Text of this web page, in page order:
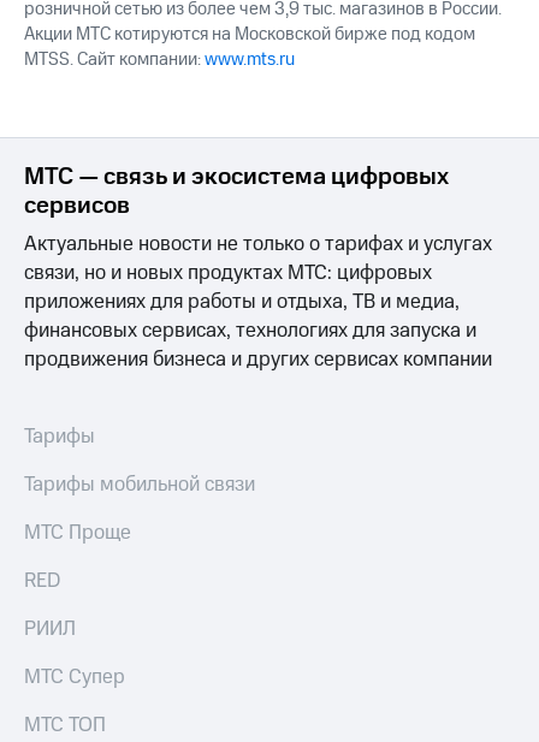
розничной сетью из более чем 3,9 тыс. магазинов в России.
Акции МТС котируются на Московской бирже под кодом
MTSS. Сайт компании:www.mts.ru
МТС — связь и экосистема цифровых
сервисов
Актуальные новости не только о тарифах и услугах
связи, но и новых продуктах МТС: цифровых
приложениях для работы и отдыха, ТВ и медиа,
финансовых сервисах, технологиях для запуска и
продвижения бизнеса и других сервисах компании
Тарифы
Тарифы мобильной связи
МТС Проще
RED
РИИЛ
МТС Супер
МТС ТОП